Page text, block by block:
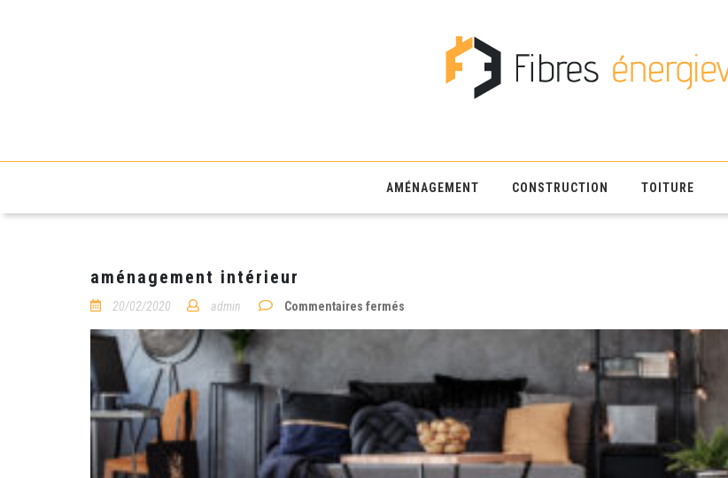
AMÉNAGEMENT CONSTRUCTION TOITURE
aménagement intérieur
20/02/2020 admin Commentaires fermés
intérieur